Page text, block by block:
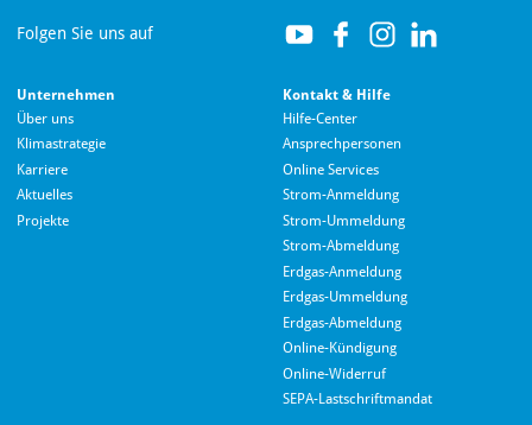
Folgen Sie uns auf
Unternehmen
Über uns
Klimastrategie
Karriere
Aktuelles
Projekte
Kontakt & Hilfe
Hilfe-Center
Ansprechpersonen
Online Services
Strom-Anmeldung
Strom-Ummeldung
Strom-Abmeldung
Erdgas-Anmeldung
Erdgas-Ummeldung
Erdgas-Abmeldung
Online-Kündigung
Online-Widerruf
SEPA-Lastschriftmandat